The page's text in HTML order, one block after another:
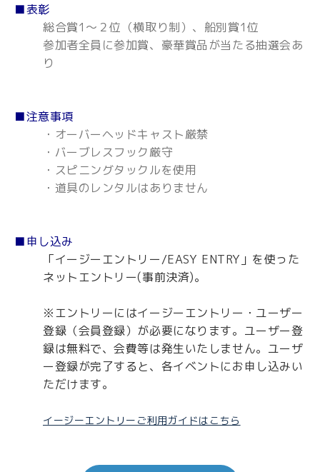
■表彰
総合賞1～２位（横取り制）、船別賞1位
参加者全員に参加賞、豪華賞品が当たる抽選会あ
り
■注意事項
・オーバーヘッドキャスト厳禁
・バーブレスフック厳守
・スピニングタックルを使用
・道具のレンタルはありません
■申し込み
「イージーエントリー/EASY ENTRY」を使った
ネットエントリー(事前決済)。
※エントリーにはイージーエントリー・ユーザー
登録（会員登録）が必要になります。ユーザー登
録は無料で、会費等は発生いたしません。ユーザ
ー登録が完了すると、各イベントにお申し込みい
ただけます。
イージーエントリーご利用ガイドはこちら